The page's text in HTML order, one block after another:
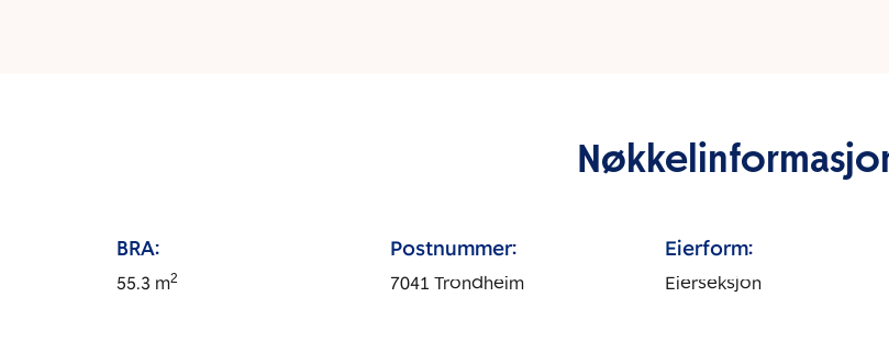
BRA:
55.3 m2
Postnummer:
7041 Trondheim
Eierform:
Eierseksjon